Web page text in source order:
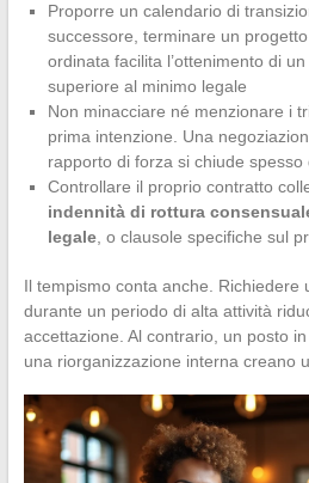
Proporre un calendario di
successore, terminare un
ordinata facilita l’ottenimento di
superiore al minimo legale
Non minacciare né menzionare i
prima intenzione. Una
rapporto di forza si chiude
Controllare il proprio contratto
indennità di rottura
legale, o clausole specifiche sul
Il tempismo conta anche. Richiedere
durante un periodo di alta attività
accettazione. Al contrario, un posto
una riorganizzazione interna creano